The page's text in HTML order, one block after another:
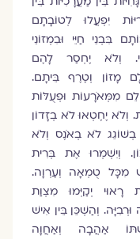
יִפְעֲלוּ לְטוֹבָתָם
בִּבְנֵי חַיֵּי וּבִמְזוֹנֵי
וְלֹא יֶחְסַר לָהֶם
מָזוֹן וְטֶרֶף בֵּיתָם.
מִמְּאֹרָעוֹת וּפְעֻלּוֹת
וְלֹא יֶחֶטְאוּ לֹא בְזָדוֹן
לֹא בְאֹנֶס וְלֹא
וְיִשְׁמְרוּ אֶת בְּרִית
מִכָּל טֻמְאָה וְעֶרְוָה.
רָאוּי יְקַיְּמוּ מִצְוַת
וּרְבִיָּה. וְהַשְׁכֵּן בֵּין אִישׁ
אַהֲבָה וְאַחֲוָה